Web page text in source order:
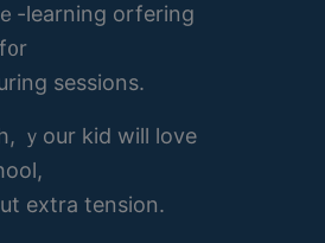
-learning orfering
sessions.
ｙour kid wіll love
extra tension.